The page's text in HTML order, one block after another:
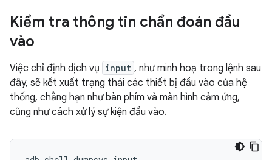
Kiểm tra thông tin chẩn đoán đầu
vào
Việc chỉ định dịch vụ input , như minh hoạ trong lệnh sau
đây, sẽ kết xuất trạng thái các thiết bị đầu vào của hệ
thống, chẳng hạn như bàn phím và màn hình cảm ứng,
cũng như cách xử lý sự kiện đầu vào.